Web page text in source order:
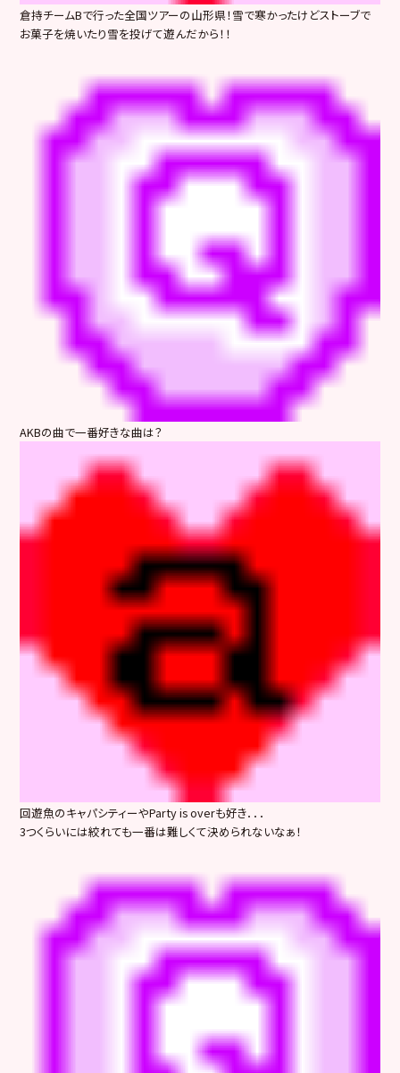
倉持チームBで行った全国ツアーの山形県！雪で寒かったけどストーブで
お菓子を焼いたり雪を投げて遊んだから！！
AKBの曲で一番好きな曲は？
回遊魚のキャパシティーやParty is overも好き．．．
3つくらいには絞れても一番は難しくて決められないなぁ！